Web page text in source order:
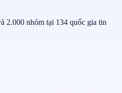
2.000 nhóm tại 134 quốc gia tin